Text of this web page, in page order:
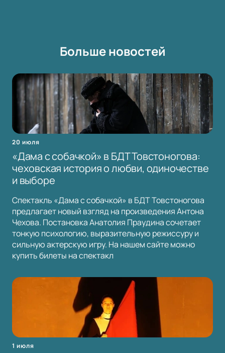
Больше новостей
20 июля
«Дама с собачкой» в БДТ Товстоногова:
чеховская история о любви, одиночестве
и выборе
Спектакль «Дама с собачкой» в БДТ Товстоногова
предлагает новый взгляд на произведения Антона
Чехова. Постановка Анатолия Праудина сочетает
тонкую психологию, выразительную режиссуру и
сильную актерскую игру. На нашем сайте можно
купить билеты на спектакл
1 июля